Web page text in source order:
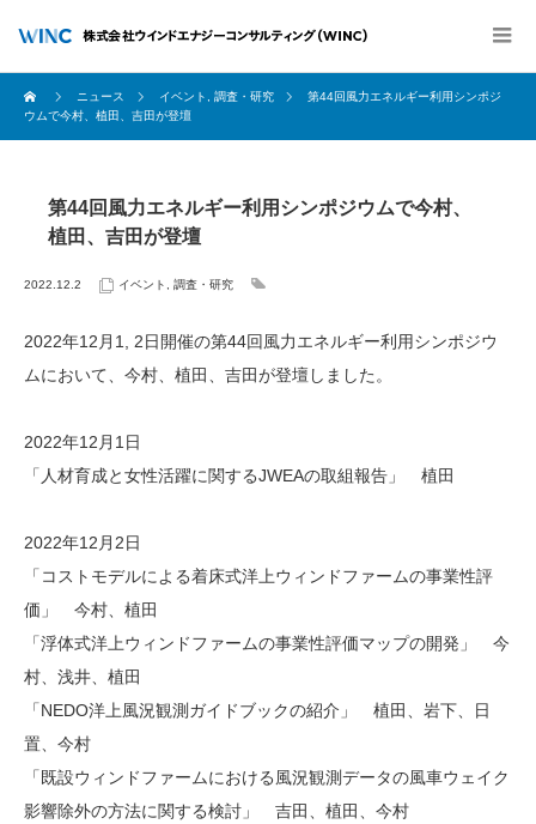
ニュース イベント 調査・研究
第44回風力エネルギー利用シンポジ
ウムで今村、植田、吉田が登壇
第44回風力エネルギー利用シンポジウムで今村、
植田、吉田が登壇
2022.12.2 イベント 調査・研究
2022年12月1, 2日開催の第44回風力エネルギー利用シンポジウ
ムにおいて、今村、植田、吉田が登壇しました。
2022年12月1日
「人材育成と女性活躍に関するJWEAの取組報告」 植田
2022年12月2日
「コストモデルによる着床式洋上ウィンドファームの事業性評
価」 今村、植田
「浮体式洋上ウィンドファームの事業性評価マップの開発」 今
村、浅井、植田
「NEDO洋上風況観測ガイドブックの紹介」 植田、岩下、日
置、今村
「既設ウィンドファームにおける風況観測データの風車ウェイク
影響除外の方法に関する検討」 吉田、植田、今村